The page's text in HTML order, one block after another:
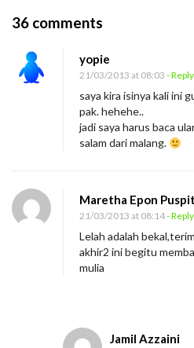
36 comments
T
u
b
a
t
P
r
o
f
e
yopie
21/03/2013 at 08:03 - Reply
saya kira isinya kali ini
pak. hehehe..
jadi saya harus baca
salam dari malang.
Maretha Epon
21/03/2013 at 08:14- Reply
Lelah adalah
akhir2 ini begitu
mulia
Jamil Azzaini